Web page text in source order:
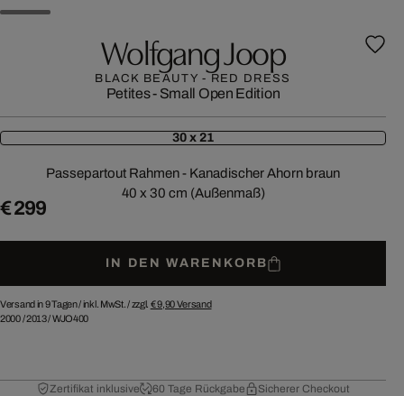
Wolfgang Joop
BLACK BEAUTY - RED DRESS
Petites - Small Open Edition
30 x 21
Passepartout Rahmen - Kanadischer Ahorn braun
40 x 30 cm (Außenmaß)
€ 299
IN DEN WARENKORB
Versand in 9 Tagen /inkl. MwSt. / zzgl. € 9,90Versand
2000/2013/WJO400
Zertifikat inklusive 60 Tage Rückgabe Sicherer Checkout